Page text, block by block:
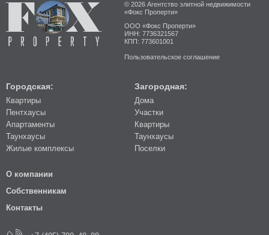
© 2026 Агентство элитной недвижимости
«Фокс Проперти»
ООО «Фокс Проперти»
ИНН: 7736321567
КПП: 773601001
Пользовательское соглашение
Городская:
Квартиры
Пентхаусы
Апартаменты
Таунхаусы
Жилые комплексы
Загородная:
Дома
Участки
Квартиры
Таунхаусы
Поселки
О компании
Собственникам
Контакты